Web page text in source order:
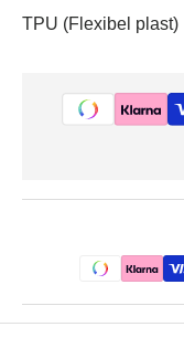
TPU (Flexibel plast)